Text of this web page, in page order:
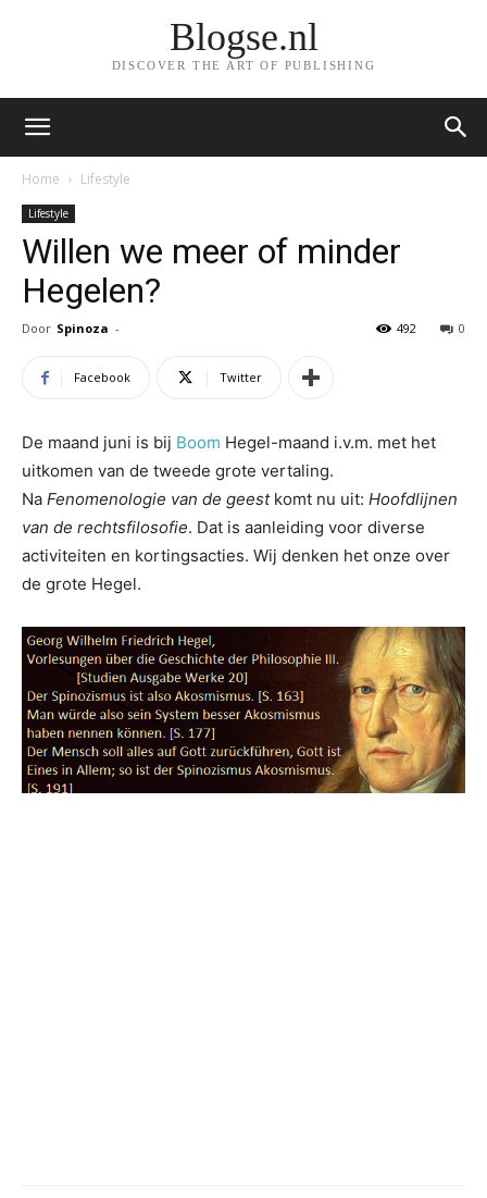
Blogse.nl
DISCOVER THE ART OF PUBLISHING
Home Lifestyle
Lifestyle
Willen we meer of minder
Hegelen?
Door Spinoza - 0
492
Facebook Twitter
De maand juni is bij Boom Hegel-maand i.v.m. met het
uitkomen van de tweede grote vertaling.
Na Fenomenologie van de geestkomt nu uit: Hoofdlijnen
van de rechtsfilosofie. Dat is aanleiding voor diverse
activiteiten en kortingsacties. Wij denken het onze over
de grote Hegel.